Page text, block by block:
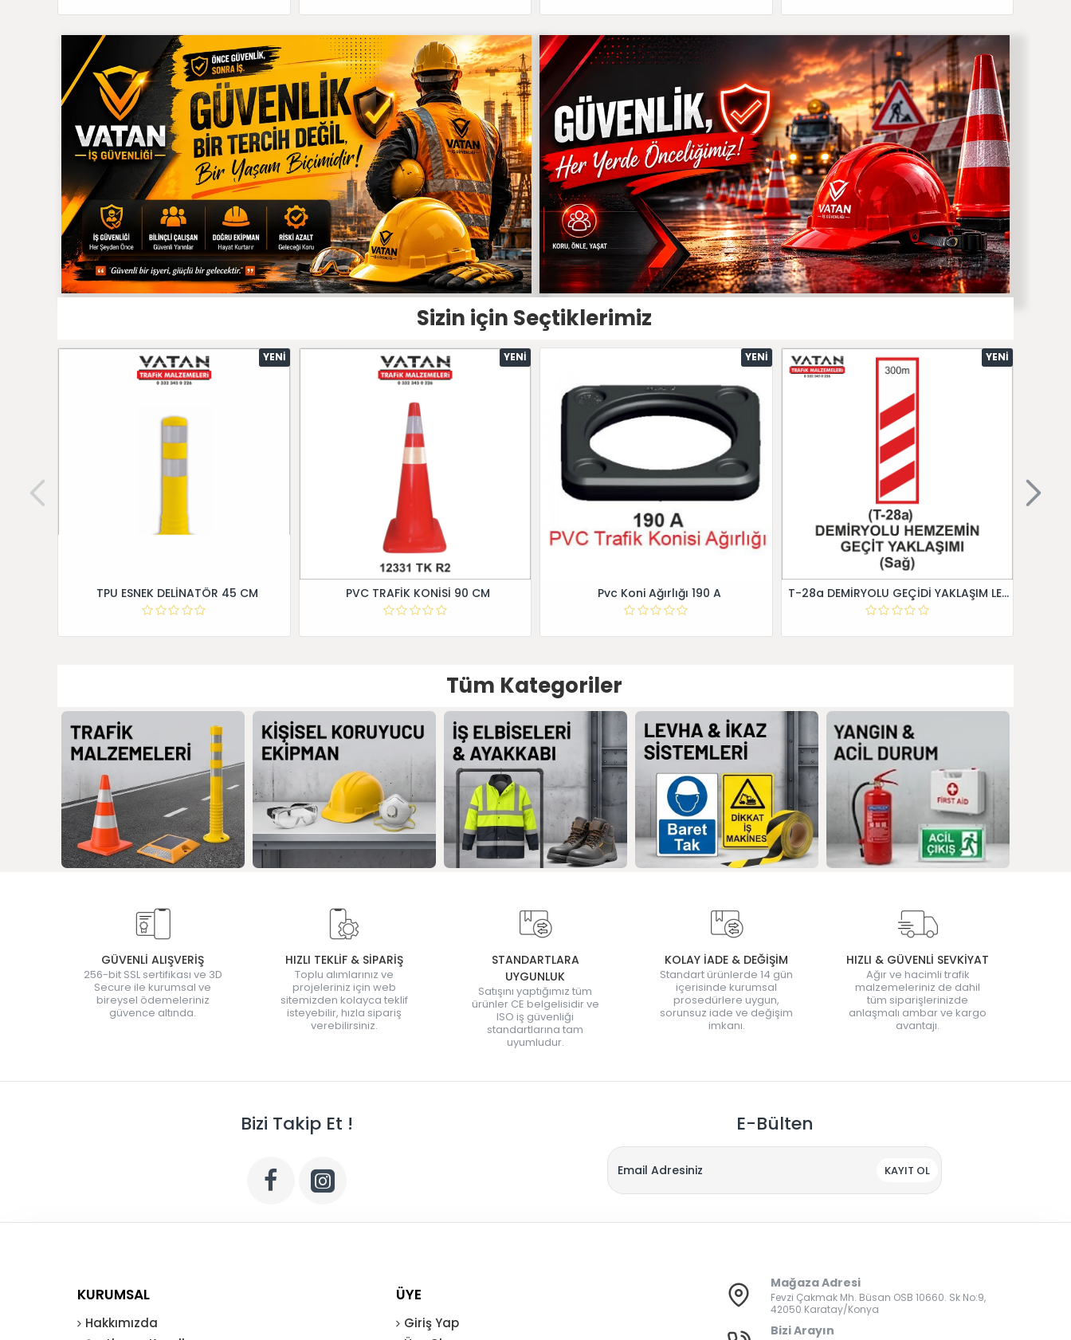
Sizin için Seçtiklerimiz
YENI
TPU ESNEK DELİNATÖR 45 CM
YENI
PVC TRAFİK KONİSİ 90 CM
YENI
Pvc Koni Ağırlığı 190 A
YENI
T-28a DEMİRYOLU GEÇİDİ YAKLAŞIM LEVHALARI (Sağ)
Tüm Kategoriler
GÜVENLİ ALIŞVERİŞ
256-bit SSL sertifikası ve 3D
Secure ile kurumsal ve
bireysel ödemeleriniz
güvence altında.
HIZLI TEKLİF & SİPARİŞ
Toplu alımlarınız ve
projeleriniz için web
sitemizden kolayca teklif
isteyebilir, hızla sipariş
verebilirsiniz.
STANDARTLARA
UYGUNLUK
Satışını yaptığımız tüm
ürünler CE belgelisidir ve
ISO iş güvenliği
standartlarına tam
uyumludur.
KOLAY İADE & DEĞİŞİM
Standart ürünlerde 14 gün
içerisinde kurumsal
prosedürlere uygun,
sorunsuz iade ve değişim
imkanı.
HIZLI & GÜVENLİ SEVKİYAT
Ağır ve hacimli trafik
malzemeleriniz de dahil
tüm siparişlerinizde
anlaşmalı ambar ve kargo
avantajı.
Bizi Takip Et ! E-Bülten
KAYIT OL
KURUMSAL
Hakkımızda
ÜYE
Giriş Yap
Mağaza Adresi
Fevzi Çakmak Mh. Büsan OSB 10660. Sk No:9,
42050 Karatay/Konya
Bizi Arayın